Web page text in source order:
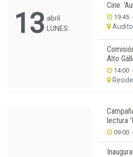
13 abril
LUNES
Cine:
19:45
Alto
14:00
lectura
09:00